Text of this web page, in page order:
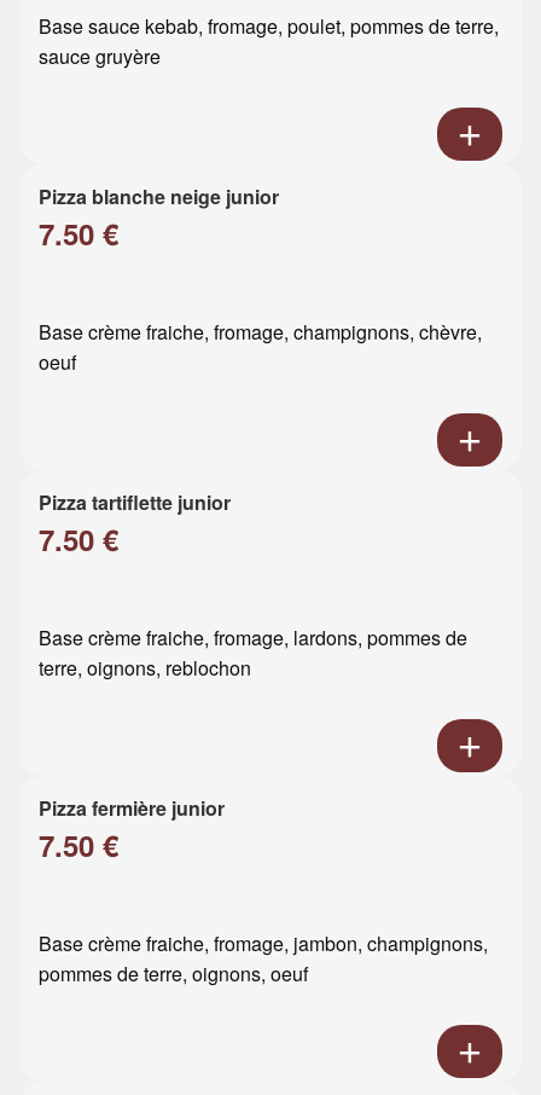
Base sauce kebab, fromage, poulet, pommes de terre,
sauce gruyère
Pizza blanche neige junior
7.50 €
Base crème fraiche, fromage, champignons, chèvre,
oeuf
Pizza tartiflette junior
7.50 €
Base crème fraiche, fromage, lardons, pommes de
terre, oignons, reblochon
Pizza fermière junior
7.50 €
Base crème fraiche, fromage, jambon, champignons,
pommes de terre, oignons, oeuf